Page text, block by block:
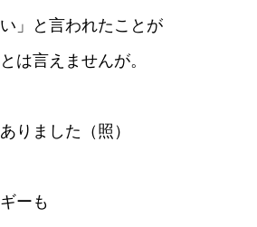
」と言われたことが
は言えませんが。
りました（照）
ーも